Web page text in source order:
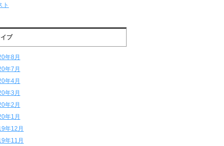
ト
ブ
年8月
年7月
年4月
年3月
年2月
年1月
年12月
年11月